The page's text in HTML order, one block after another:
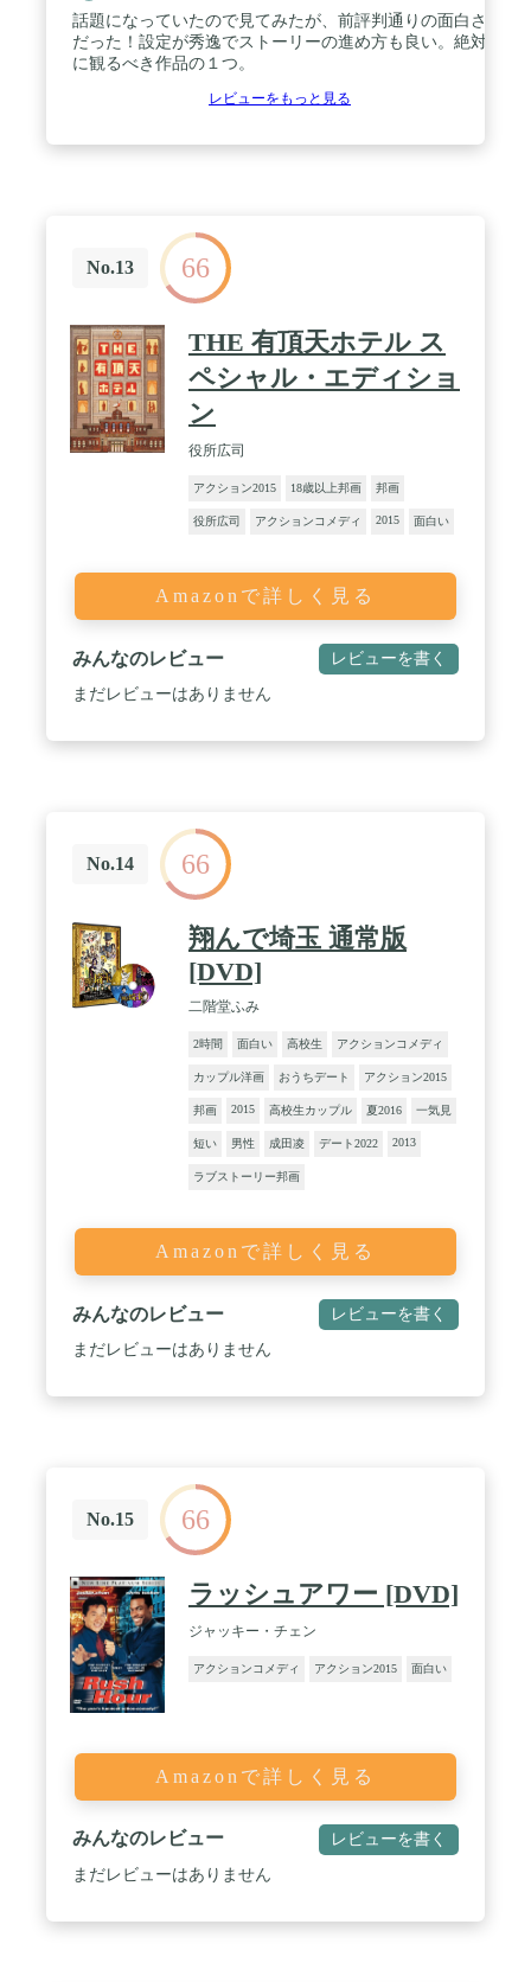
話題になっていたので見てみたが、前評判通りの面白さ
だった！設定が秀逸でストーリーの進め方も良い。絶対
に観るべき作品の１つ。
レビューをもっと見る
No.13 66
THE 有頂天ホテル ス
ペシャル・エディショ
ン
役所広司
アクション2015 18歳以上邦画 邦画
役所広司 アクションコメディ 2015 面白い
Amazonで詳しく見る
みんなのレビュー レビューを書く
まだレビューはありません
No.14 66
翔んで埼玉 通常版
[DVD]
二階堂ふみ
2時間 面白い 高校生 アクションコメディ
カップル洋画 おうちデート アクション2015
邦画 2015 高校生カップル 夏2016 一気見
短い 男性 成田凌 デート2022 2013
ラブストーリー邦画
Amazonで詳しく見る
みんなのレビュー レビューを書く
まだレビューはありません
No.15 66
ラッシュアワー [DVD]
ジャッキー・チェン
アクションコメディ アクション2015 面白い
Amazonで詳しく見る
みんなのレビュー レビューを書く
まだレビューはありません